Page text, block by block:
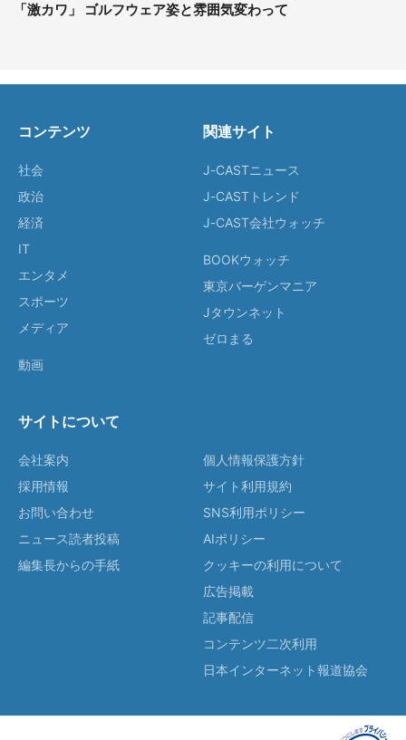
「激カワ」 ゴルフウェア姿と雰囲気変わって
コンテンツ
社会
政治
経済
IT
エンタメ
スポーツ
メディア
動画
関連サイト
J-CASTニュース
J-CASTトレンド
J-CAST会社ウォッチ
BOOKウォッチ
東京バーゲンマニア
Jタウンネット
ゼロまる
サイトについて
会社案内
採用情報
お問い合わせ
ニュース読者投稿
編集長からの手紙
個人情報保護方針
サイト利用規約
SNS利用ポリシー
AIポリシー
クッキーの利用について
広告掲載
記事配信
コンテンツ二次利用
日本インターネット報道協会